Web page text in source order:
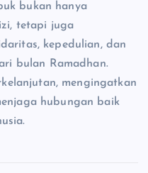
bukan hanya
tetapi juga
kepedulian, dan
bulan Ramadhan.
mengingatkan
hubungan baik